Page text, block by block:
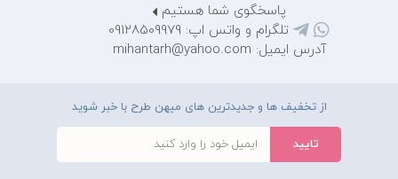
پاسخگوی شما هستیم
تلگرام و واتس اپ: 09128509979
آدرس ایمیل: mihantarh@yahoo.com
از تخفیف ها و جدیدترین های میهن طرح با خبر شوید